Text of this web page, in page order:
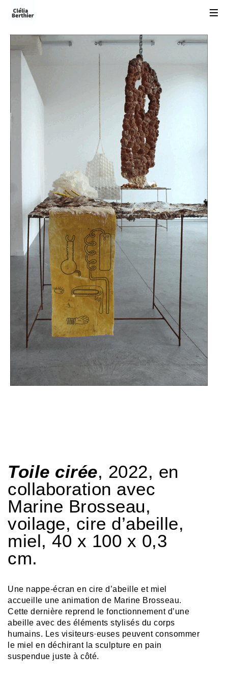
Toile cirée, 2022, en
collaboration avec
Marine Brosseau,
voilage, cire d’abeille,
miel, 40 x 100 x 0,3
cm.
Une nappe-écran en cire d’abeille et miel
accueille une animation de Marine Brosseau.
Cette dernière reprend le fonctionnement d’une
abeille avec des éléments stylisés du corps
humains. Les visiteurs·euses peuvent consommer
le miel en déchirant la sculpture en pain
suspendue juste à côté.